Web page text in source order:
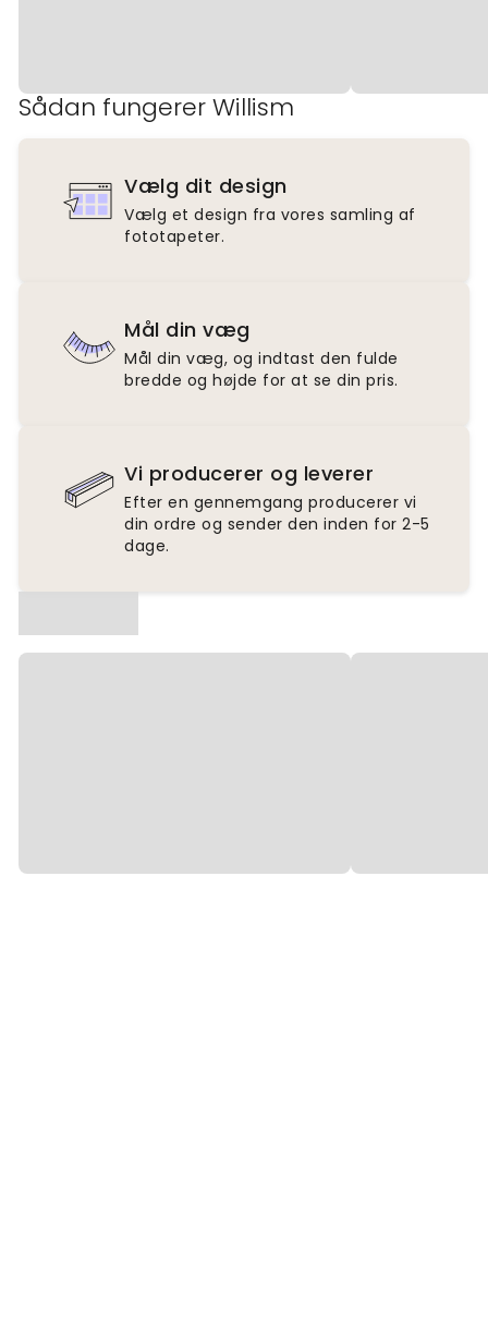
Sådan fungerer Willism
Vælg dit design
Vælg et design fra vores samling af
fototapeter.
Mål din væg
Mål din væg, og indtast den fulde
bredde og højde for at se din pris.
Vi producerer og leverer
Efter en gennemgang producerer vi
din ordre og sender den inden for 2-5
dage.